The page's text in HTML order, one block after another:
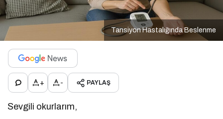
Tansiyon Hastalığında Beslenme
+ - PAYLAŞ
Sevgili okurlarım,